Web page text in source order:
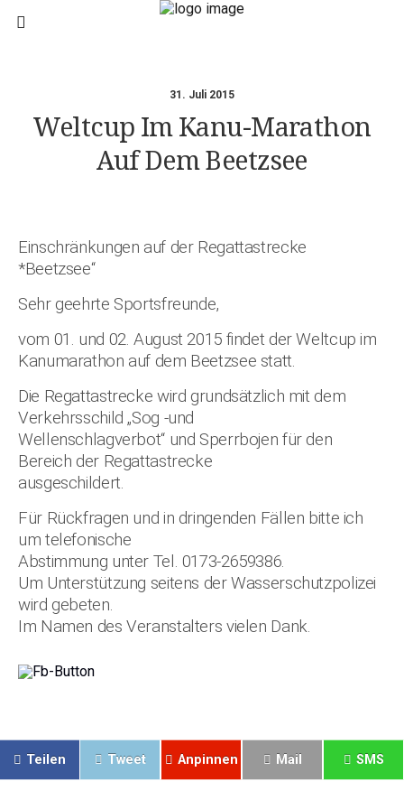
31. Juli 2015
Weltcup Im Kanu-Marathon
Auf Dem Beetzsee
Einschränkungen auf der Regattastrecke
*Beetzsee“
Sehr geehrte Sportsfreunde,
vom 01. und 02. August 2015 findet der Weltcup im
Kanumarathon auf dem Beetzsee statt.
Die Regattastrecke wird grundsätzlich mit dem
Verkehrsschild „Sog -und
Wellenschlagverbot“ und Sperrbojen für den
Bereich der Regattastrecke
ausgeschildert.
Für Rückfragen und in dringenden Fällen bitte ich
um telefonische
Abstimmung unter Tel. 0173-2659386.
Um Unterstützung seitens der Wasserschutzpolizei
wird gebeten.
Im Namen des Veranstalters vielen Dank.
Teilen Tweet Anpinnen Mail SMS